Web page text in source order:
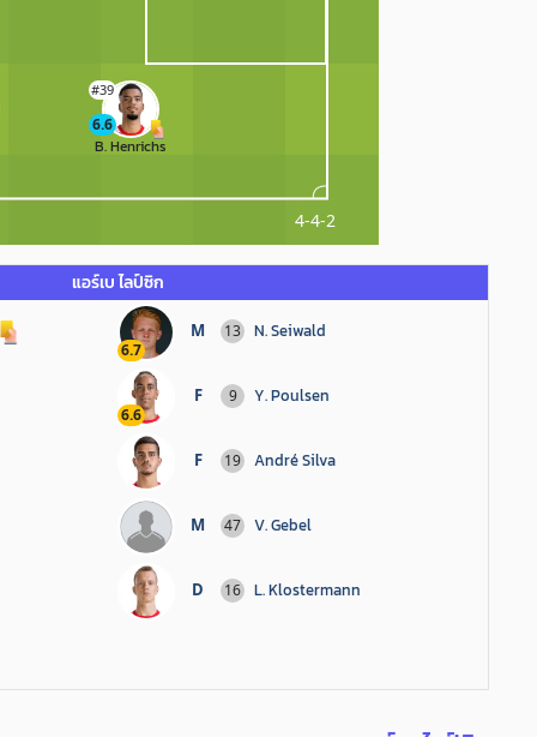
4-4-2
B. Henrichs
#39
6.6
แอร์เบ ไลป์ซิก
6.7
M 13 N. Seiwald
6.6
F 9 Y. Poulsen
F 19 André Silva
M 47 V. Gebel
D 16 L. Klostermann